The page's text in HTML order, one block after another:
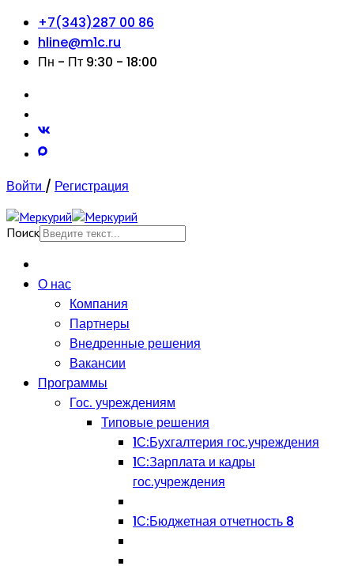
+7(343)287 00 86
hline@m1c.ru
Пн - Пт 9:30 - 18:00
Войти / Регистрация
Поиск
О нас
Компания
Партнеры
Внедренные решения
Вакансии
Программы
Гос. учреждениям
Типовые решения
1С:Бухгалтерия гос.учреждения
1С:Зарплата и кадры
гос.учреждения
1С:Бюджетная отчетность 8